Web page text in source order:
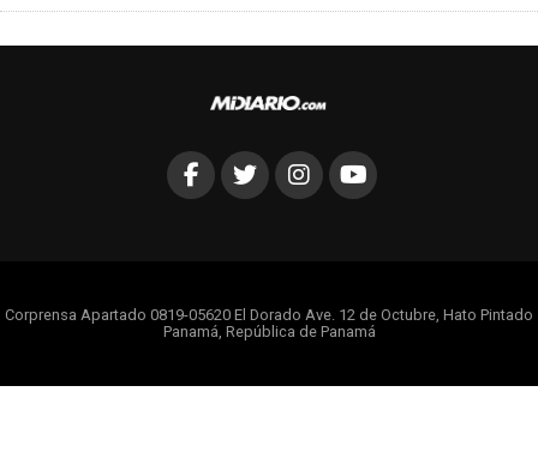
Corprensa Apartado 0819-05620 El Dorado Ave. 12 de Octubre, Hato Pintado
Panamá, República de Panamá